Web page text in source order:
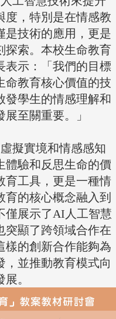
度，特別是在情感教
是技術的應用，更是
探索。本校生命教育
表示：「我們的目標
命教育核心價值的技
發學生的情感理解和
至關重要。」
擬實境和情感感知
體驗和反思生命的價
育工具，更是一種情
的核心概念融入到
僅展示了AI人工智慧
突顯了跨領域合作在
樣的創新合作能夠為
，並推動教育模式向
。